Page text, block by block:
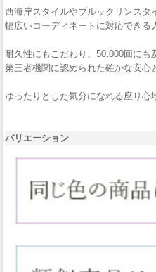
西海岸スタイルやブルックリンスタ
幅広いコーディネートに対応できる
耐久性にもこだわり、50,000回にも
第三者機関に認められた確かな安心
ゆったりとした気分になれる座り心
バリエーション